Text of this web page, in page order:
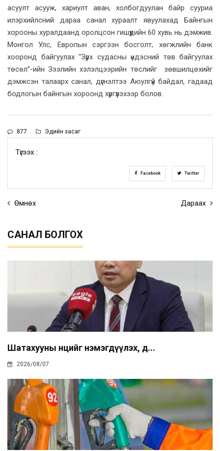
асуулт асууж, хариулт аван, холбогдуулан байр сууриа
илэрхийлсний дараа санал хураалт явуулахад Байнгын
хорооны хуралдаанд оролцсон гишүүдийн 60 хувь нь дэмжив.
Монгол Улс, Европын сэргээн босголт, хөгжлийн банк
хооронд байгуулах “Зүрх судасны үндэсний төв байгуулах
төсөл”-ийн Зээлийн хэлэлцээрийн төслийг зөвшилцөхийг
дэмжсэн талаарх санал, дүгнэлтээ Аюулгүй байдал, гадаад
бодлогын байнгын хороонд хүргүүлэхээр болов.
877 Эдийн засаг
Түгээх :
Facebook Twitter
Өмнөх Дараах
САНАЛ БОЛГОХ
Шатахууны нөөцийг нэмэгдүүлэх, д...
2026/08/07